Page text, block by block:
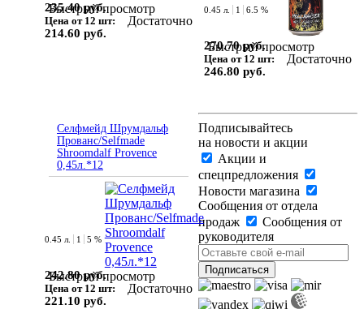
Быстрый просмотр
235.40 руб.
Цена от 12 шт:
214.60 руб.
Достаточно
Быстрый просмотр
0.45 л. 1 6.5 %
270.70 руб.
Цена от 12 шт:
246.80 руб.
Достаточно
Селфмейд Шрумдальф
Прованс/Selfmade
Shroomdalf Provence
0,45л.*12
Быстрый просмотр
0.45 л. 1 5 %
242.80 руб.
Цена от 12 шт:
221.10 руб.
Достаточно
Подписывайтесь
на новости и акции
Акции и
спецпредложения
Новости магазина
Сообщения от отдела
продаж
Сообщения от
руководителя